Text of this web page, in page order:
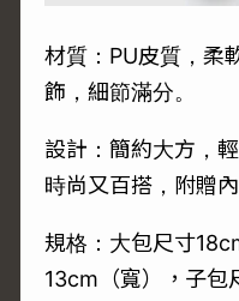
材質：PU皮質，柔
飾，細節滿分。
設計：簡約大方，
時尚又百搭，附贈
規格：大包尺寸
13cm（寬），子包